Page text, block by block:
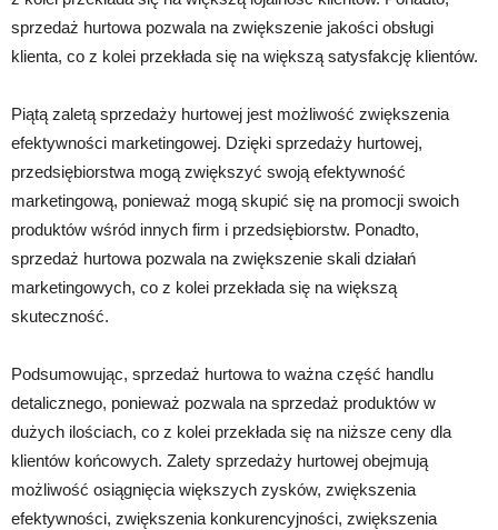
sprzedaż hurtowa pozwala na zwiększenie jakości obsługi
klienta, co z kolei przekłada się na większą satysfakcję klientów.
Piątą zaletą sprzedaży hurtowej jest możliwość zwiększenia
efektywności marketingowej. Dzięki sprzedaży hurtowej,
przedsiębiorstwa mogą zwiększyć swoją efektywność
marketingową, ponieważ mogą skupić się na promocji swoich
produktów wśród innych firm i przedsiębiorstw. Ponadto,
sprzedaż hurtowa pozwala na zwiększenie skali działań
marketingowych, co z kolei przekłada się na większą
skuteczność.
Podsumowując, sprzedaż hurtowa to ważna część handlu
detalicznego, ponieważ pozwala na sprzedaż produktów w
dużych ilościach, co z kolei przekłada się na niższe ceny dla
klientów końcowych. Zalety sprzedaży hurtowej obejmują
możliwość osiągnięcia większych zysków, zwiększenia
efektywności, zwiększenia konkurencyjności, zwiększenia